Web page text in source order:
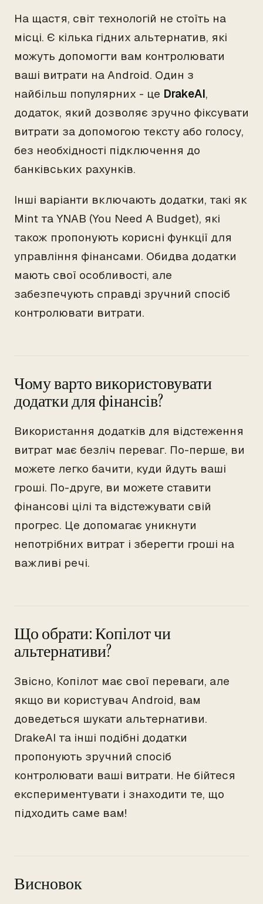
На щастя, світ технологій не стоїть на
місці. Є кілька гідних альтернатив, які
можуть допомогти вам контролювати
ваші витрати на Android. Один з
найбільш популярних - це DrakeAI,
додаток, який дозволяє зручно фіксувати
витрати за допомогою тексту або голосу,
без необхідності підключення до
банківських рахунків.
Інші варіанти включають додатки, такі як
Mint та YNAB (You Need A Budget), які
також пропонують корисні функції для
управління фінансами. Обидва додатки
мають свої особливості, але
забезпечують справді зручний спосіб
контролювати витрати.
Чому варто використовувати
додатки для фінансів?
Використання додатків для відстеження
витрат має безліч переваг. По-перше, ви
можете легко бачити, куди йдуть ваші
гроші. По-друге, ви можете ставити
фінансові цілі та відстежувати свій
прогрес. Це допомагає уникнути
непотрібних витрат і зберегти гроші на
важливі речі.
Що обрати: Копілот чи
альтернативи?
Звісно, Копілот має свої переваги, але
якщо ви користувач Android, вам
доведеться шукати альтернативи.
DrakeAI та інші подібні додатки
пропонують зручний спосіб
контролювати ваші витрати. Не бійтеся
експериментувати і знаходити те, що
підходить саме вам!
Висновок